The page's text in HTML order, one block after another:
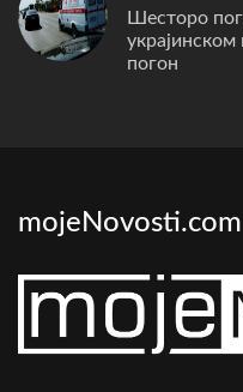
Шесторо
украјинском
погон
mojeNovosti.com